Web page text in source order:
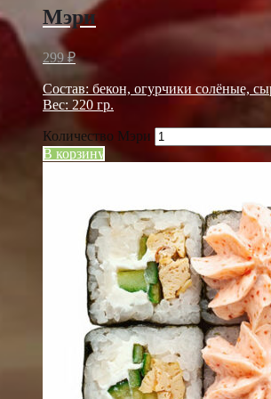
Мэри
299₽
Состав: бекон, огурчики солёные,
Вес: 220 гр.
Количество Мэри
В корзину